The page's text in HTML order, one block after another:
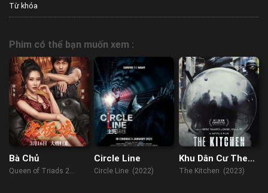
Từ khóa
Phim có thể bạn muốn xem :
Bà Chủ
Queen of Triads 2
Circle Line
Circle Line (2022)
Khu Dân Cư The
Kitchen
The Kitchen (2023)